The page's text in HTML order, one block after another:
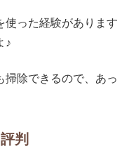
使った経験があります
♪
掃除できるので、あっ
判